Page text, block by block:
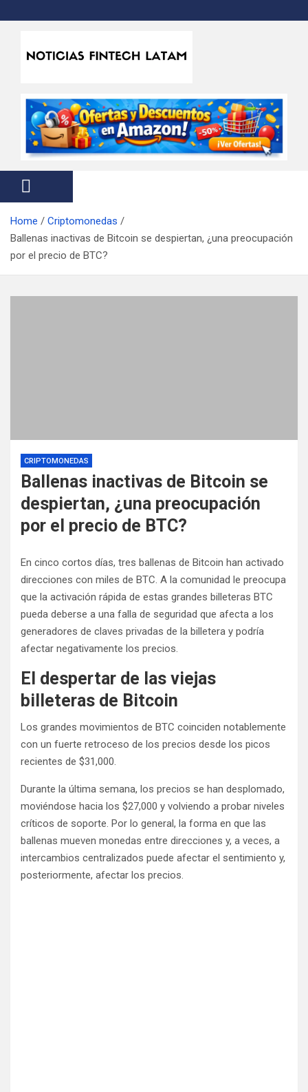
k
Noticias Fintech Latam
Home
Criptomonedas
Ballenas inactivas de Bitcoin se despiertan, ¿una preocupación
por el precio de BTC?
CRIPTOMONEDAS
Ballenas inactivas de Bitcoin se
despiertan, ¿una preocupación
por el precio de BTC?
En cinco cortos días, tres ballenas de Bitcoin han activado
direcciones con miles de BTC. A la comunidad le preocupa
que la activación rápida de estas grandes billeteras BTC
pueda deberse a una falla de seguridad que afecta a los
generadores de claves privadas de la billetera y podría
afectar negativamente los precios.
El despertar de las viejas
billeteras de Bitcoin
Los grandes movimientos de BTC coinciden notablemente
con un fuerte retroceso de los precios desde los picos
recientes de $31,000.
Durante la última semana, los precios se han desplomado,
moviéndose hacia los $27,000 y volviendo a probar niveles
críticos de soporte. Por lo general, la forma en que las
ballenas mueven monedas entre direcciones y, a veces, a
intercambios centralizados puede afectar el sentimiento y,
posteriormente, afectar los precios.